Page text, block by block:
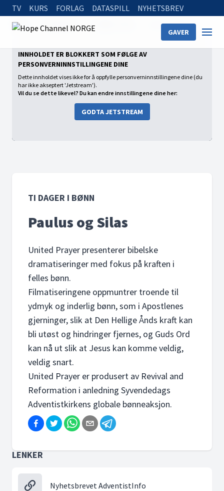
TV KURS FORLAG DATASPILL NYHETSBREV
GAVER
Home Paulus og Silas
INNHOLDET ER BLOKKERT SOM FØLGE AV
PERSONVERNINNSTILLINGENE DINE
Dette innholdet vises ikke for å oppfylle personverninnstillingene dine (du
har ikke akseptert 'Jetstream').
Vil du se dette likevel? Du kan endre innstillingene dine her:
GODTA JETSTREAM
TI DAGER I BØNN
Paulus og Silas
United Prayer presenterer bibelske
dramatiseringer med fokus på kraften i
felles bønn.
Filmatiseringene oppmuntrer troende til
ydmyk og inderlig bønn, som i Apostlenes
gjerninger, slik at Den Hellige Ånds kraft kan
bli utøst og hindringer fjernes, og Guds Ord
kan nå ut slik at Jesus kan komme veldig,
veldig snart.
United Prayer er produsert av Revival and
Reformation i anledning Syvendedags
Adventistkirkens globale bønneaksjon.
LENKER
Nyhetsbrevet AdventistInfo